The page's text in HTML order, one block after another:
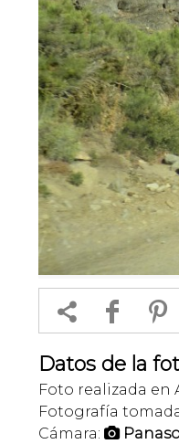
 f 1
Datos de la
Foto realizada en
Fotografía tomada
Cámara: 